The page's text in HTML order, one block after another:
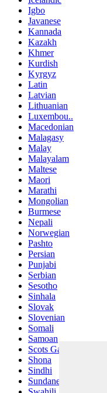
Igbo
Javanese
Kannada
Kazakh
Khmer
Kurdish
Kyrgyz
Latin
Latvian
Lithuanian
Luxembou..
Macedonian
Malagasy
Malay
Malayalam
Maltese
Maori
Marathi
Mongolian
Burmese
Nepali
Norwegian
Pashto
Persian
Punjabi
Serbian
Sesotho
Sinhala
Slovak
Slovenian
Somali
Samoan
Scots Gaelic
Shona
Sindhi
Sundanese